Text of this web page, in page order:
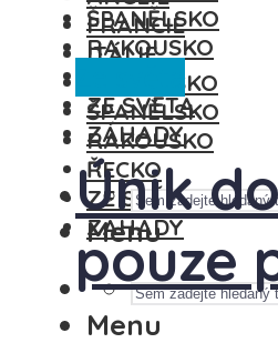
FRANCIE
ITÁLIE
MAĎARSKO
ŠPANĚLSKO
RAKOUSKO
ŘECKO
ZE SVĚTA
ZÁHADY
Menu
ŠPANĚLSKO
RAKOUSKO
ZE SVĚTA
ZÁHADY
Menu
Únik
pouze